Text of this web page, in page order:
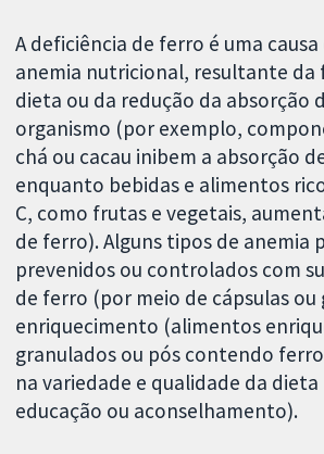
A deficiência de ferro é uma
anemia nutricional, resultante da
dieta ou da redução da absorção
organismo (por exemplo,
chá ou cacau inibem a absorção
enquanto bebidas e alimentos
C, como frutas e vegetais,
de ferro). Alguns tipos de anemia
prevenidos ou controlados com
de ferro (por meio de cápsulas ou
enriquecimento (alimentos
granulados ou pós contendo
na variedade e qualidade da
educação ou aconselhamento).